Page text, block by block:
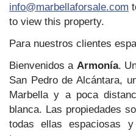
info@marbellaforsale.com
to view this property.
Para nuestros clientes
Bienvenidos a Armonía.
San Pedro de Alcántara,
Marbella y a poca
blanca. Las propiedades
todas ellas espaciosas